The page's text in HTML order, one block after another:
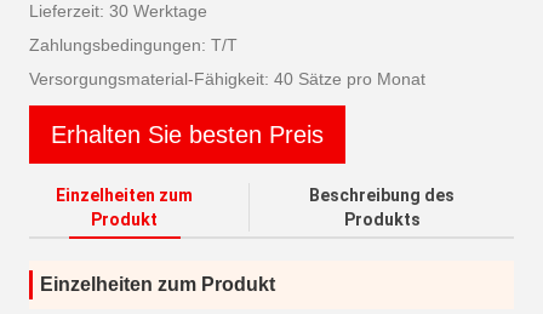
Lieferzeit: 30 Werktage
Zahlungsbedingungen: T/T
Versorgungsmaterial-Fähigkeit: 40 Sätze pro Monat
Erhalten Sie besten Preis
Einzelheiten zum
Produkt
Beschreibung des
Produkts
Einzelheiten zum Produkt